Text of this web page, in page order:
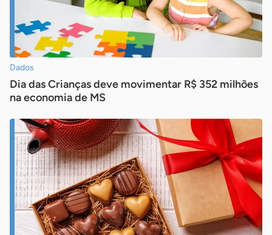
Dados
Dia das Crianças deve movimentar R$ 352 milhões
na economia de MS